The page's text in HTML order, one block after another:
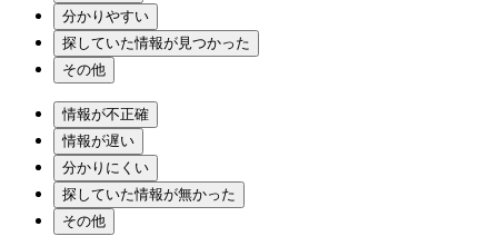
分かりやすい
探していた情報が見つかった
その他
情報が不正確
情報が遅い
分かりにくい
探していた情報が無かった
その他